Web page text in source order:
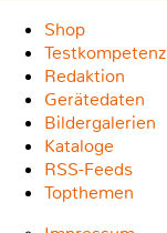
Shop
Testkompetenz
Redaktion
Gerätedaten
Bildergalerien
Kataloge
RSS-Feeds
Topthemen